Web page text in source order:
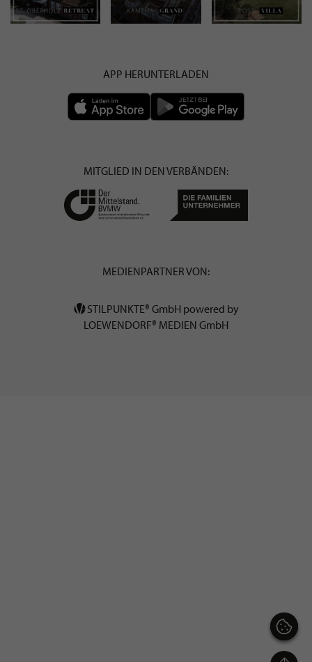
APP HERUNTERLADEN
MITGLIED IN DEN VERBÄNDEN:
MEDIENPARTNER VON:
STILPUNKTE® GmbH powered by
LOEWENDORF® MEDIEN GmbH